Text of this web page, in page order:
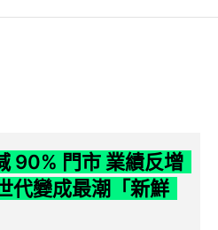
90% 門市 業績反增
代變成最潮「新鮮